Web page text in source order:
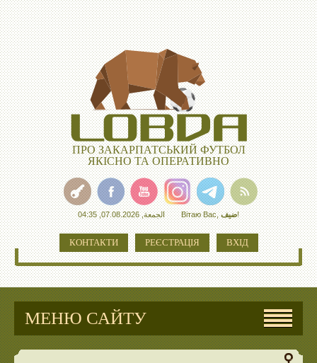
ПРО ЗАКАРПАТСЬКИЙ ФУТБОЛ
ЯКІСНО ТА ОПЕРАТИВНО
الجمعة, 07.08.2026, 04:35 Вітаю Вас,ضيف!
КОНТАКТИ РЕЄСТРАЦІЯ ВХІД
МЕНЮ САЙТУ